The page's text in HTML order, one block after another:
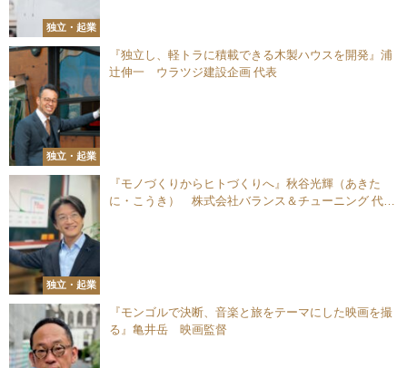
独立・起業
独立・起業
『独立し、軽トラに積載できる⽊製ハウスを開発』浦
辻伸一 ウラツジ建設企画 代表
独立・起業
『モノづくりからヒトづくりへ』秋谷光輝（あきた
に・こうき） 株式会社バランス＆チューニング 代表
『モンゴルで決断、音楽と旅をテーマにした映画を撮
る』亀井岳 映画監督